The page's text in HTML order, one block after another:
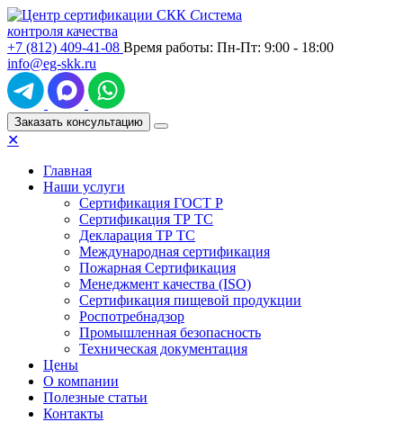
Система
контроля качества
+7 (812) 409-41-08 Время работы: Пн-Пт: 9:00 - 18:00
info@eg-skk.ru
Заказать консультацию
✕
Главная
Наши услуги
Сертификация ГОСТ Р
Сертификация ТР ТС
Декларация ТР ТС
Международная сертификация
Пожарная Сертификация
Менеджмент качества (ISO)
Сертификация пищевой продукции
Роспотребнадзор
Промышленная безопасность
Техническая документация
Цены
О компании
Полезные статьи
Контакты